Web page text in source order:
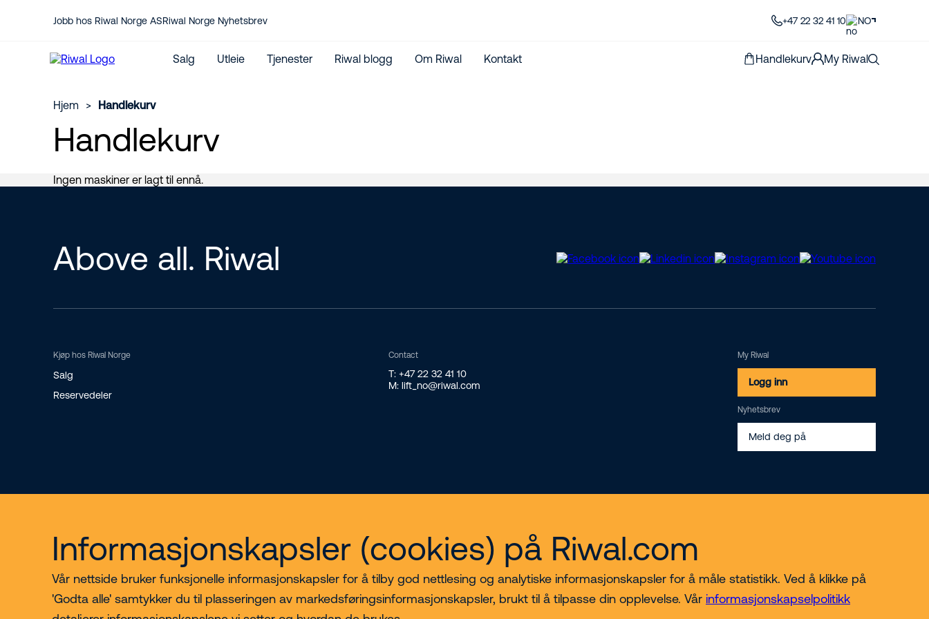
Informasjonskapsler (cookies) på Riwal.com
Vår nettside bruker funksjonelle informasjonskapsler for å tilby god nettlesing og analytiske informasjonskapsler for å måle statistikk. Ved å klikke på
'Godta alle' samtykker du til plasseringen av markedsføringsinformasjonskapsler, brukt til å tilpasse din opplevelse. Vår informasjonskapselpolitikk
Jobb hos Riwal Norge ASRiwal Norge Nyhetsbrev +47 22 32 41 10 NO
Salg
Nye maskiner
Utleie Tjenester
Service
CO₂-utslippskalkulator
Riwal blogg Om Riwal Kontakt
Kontakt oss her
Handlekurv My Riwal
Hjem > Handlekurv
Handlekurv
Ingen maskiner er lagt til ennå.
Above all. Riwal
Kjøp hos Riwal Norge
Salg
Reservedeler
Contact
T: +47 22 32 41 10
M: lift_no@riwal.com
My Riwal
Logg inn
Nyhetsbrev
Meld deg på
AnsvarsfraskrivelsePersonvern- og
Org nr 891
223 862
© 2026 Riwal - All rights reserved